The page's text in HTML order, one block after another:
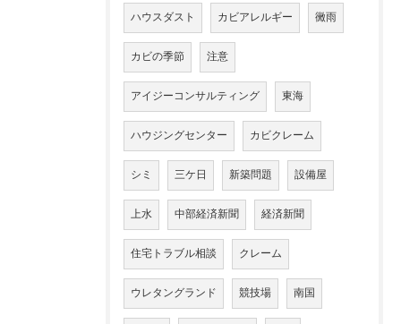
ハウスダスト カビアレルギー 黴雨
カビの季節 注意
アイジーコンサルティング 東海
ハウジングセンター カビクレーム
シミ 三ケ日 新築問題 設備屋
上水 中部経済新聞 経済新聞
住宅トラブル相談 クレーム
ウレタングランド 競技場 南国